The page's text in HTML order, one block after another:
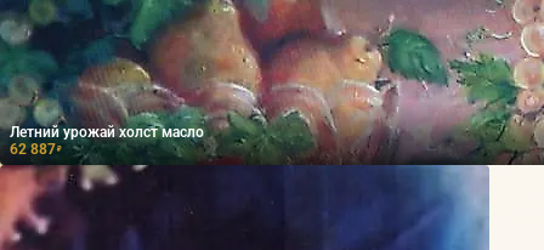
Летний урожай холст масло
62 887₽